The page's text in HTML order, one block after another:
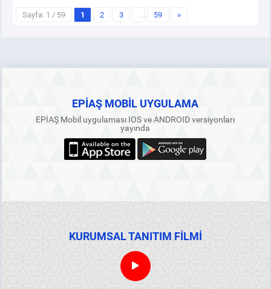
Sayfa: 1 / 59 1 2 3 … 59 »
EPİAŞ MOBİL UYGULAMA
EPİAŞ Mobil uygulaması IOS ve ANDROID versiyonları
yayında
KURUMSAL TANITIM FİLMİ